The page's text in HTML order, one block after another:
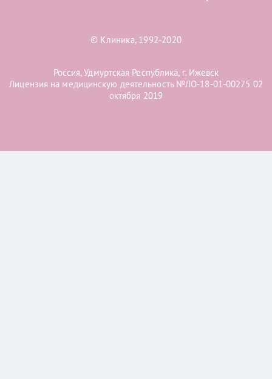
© Клиника, 1992-2020
Россия, Удмуртская Республика, г. Ижевск
Лицензия на медицинскую деятельность №ЛО-18-01-00275 02
октября 2019